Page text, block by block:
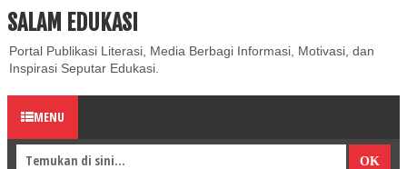
ABOUT CONTACT US
SALAM EDUKASI
Portal Publikasi Literasi, Media Berbagi Informasi, Motivasi, dan
Inspirasi Seputar Edukasi.
MENU